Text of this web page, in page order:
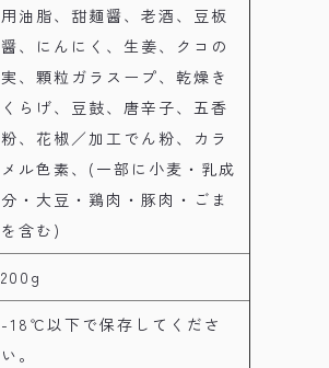
用油脂、甜麺醤、老酒、豆板
醤、にんにく、生姜、クコの
実、顆粒ガラスープ、乾燥き
くらげ、豆鼓、唐辛子、五香
粉、花椒／加工でん粉、カラ
メル色素、(一部に小麦・乳成
分・大豆・鶏肉・豚肉・ごま
を含む)
200g
-18℃以下で保存してくださ
い。